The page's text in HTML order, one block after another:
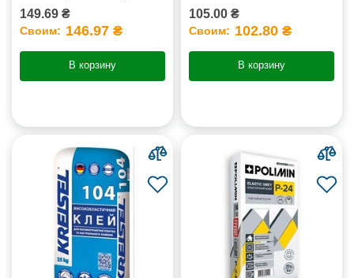
149.69 ₴
Своим: 146.97 ₴
В корзину
105.00 ₴
Своим: 102.80 ₴
В корзину